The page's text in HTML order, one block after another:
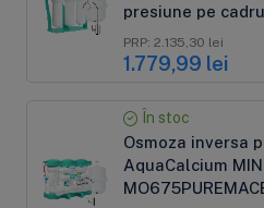
presiune pe
stadii cu
postcarbune
PRP: 2.135,30 lei
1.779,99 lei
În stoc
Osmoza inversa
AquaCalcium